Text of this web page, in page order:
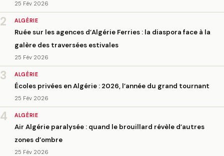
25 Fév 2026
2 ALGÉRIE
Ruée sur les agences d’Algérie Ferries : la diaspora face à la
galère des traversées estivales
25 Fév 2026
3 ALGÉRIE
Écoles privées en Algérie : 2026, l’année du grand tournant
25 Fév 2026
4 ALGÉRIE
Air Algérie paralysée : quand le brouillard révèle d’autres
zones d’ombre
25 Fév 2026